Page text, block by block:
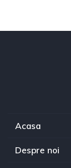
Acasa
Despre noi